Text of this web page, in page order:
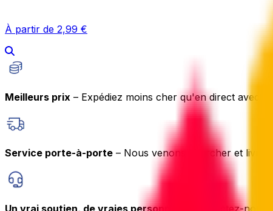
À partir de 2,99 €
Meilleurs prix – Expédiez moins cher qu'en direct avec
Service porte-à-porte – Nous venons chercher et livrer